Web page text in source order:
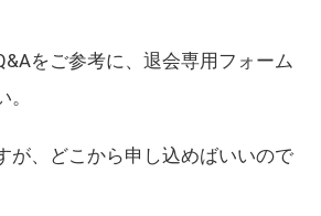
をご参考に、退会専用フォーム
、どこから申し込めばいいので